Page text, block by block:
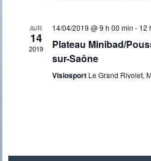
AVR
14
2019
14/04/2019 @ 9 h 00 min - 12
Plateau Minibad/
sur-Saône
Visiosport Le Grand Rivolet,